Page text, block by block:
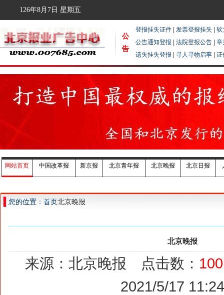
126年8月7日 星期五
公
告
登报挂失证件 发票登报挂失
软
公告通知登报
法院登报公告
章
遗失挂失登报
寻人寻物启事 证
网站首页 中国改革报 新京报 北京青年报 北京晚报 北京日报
您的位置：首页北京晚报
北京晚报
来源：北京晚报 点击数：
2021/5/17